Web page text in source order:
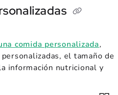
comida personalizada,
el tamaño de
información nutricional y